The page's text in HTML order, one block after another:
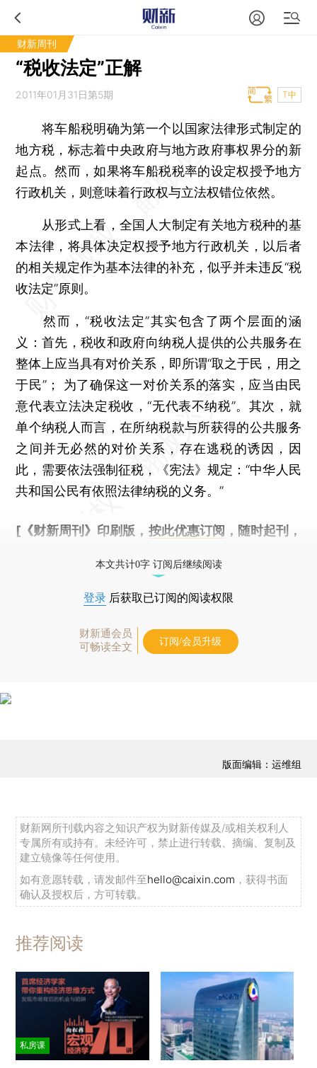
财新周刊
“税收法定”正解
2011年01月31日第5期 T中
将车船税明确为第一个以国家法律形式制定的
地方税，标志着中央政府与地方政府事权界分的新
起点。然而，如果将车船税税率的设定权授予地方
行政机关，则意味着行政权与立法权错位依然。
从形式上看，全国人大制定有关地方税种的基
本法律，将具体决定权授予地方行政机关，以后者
的相关规定作为基本法律的补充，似乎并未违反“税
收法定”原则。
然而，“税收法定”其实包含了两个层面的涵
义：首先，税收和政府向纳税人提供的公共服务在
整体上应当具有对价关系，即所谓“取之于民，用之
于民”； 为了确保这一对价关系的落实，应当由民
意代表立法决定税收，“无代表不纳税”。其次，就
单个纳税人而言，在所纳税款与所获得的公共服务
之间并无必然的对价关系，存在逃税的诱因，因
此，需要依法强制征税，《宪法》规定：“中华人民
共和国公民有依照法律纳税的义务。”
[《财新周刊》印刷版， 按此优惠订阅 ，随时起刊，
本文共计0字 订阅后继续阅读
登录 后获取已订阅的阅读权限
财新通会员
可畅读全文
订阅/会员升级
版面编辑：运维组
财新网所刊载内容之知识产权为财新传媒及/或相关权利人
专属所有或持有。未经许可，禁止进行转载、摘编、复制及
建立镜像等任何使用。
如有意愿转载，请发邮件至hello@caixin.com ，获得书面
确认及授权后，方可转载。
推荐阅读
私房课